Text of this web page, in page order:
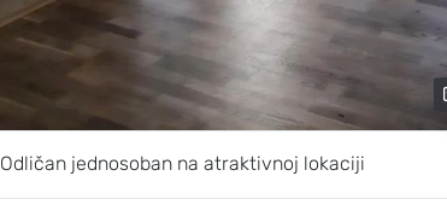
Odličan jednosoban na atraktivnoj lokaciji